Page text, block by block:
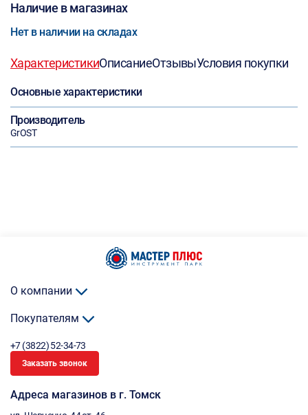
Наличие в магазинах
Нет в наличии на складах
ХарактеристикиОписаниеОтзывыУсловия покупки
Основные характеристики
Производитель
GrOST
О компании
Покупателям
+7 (3822) 52-34-73
Заказать звонок
Адреса магазинов в г. Томск